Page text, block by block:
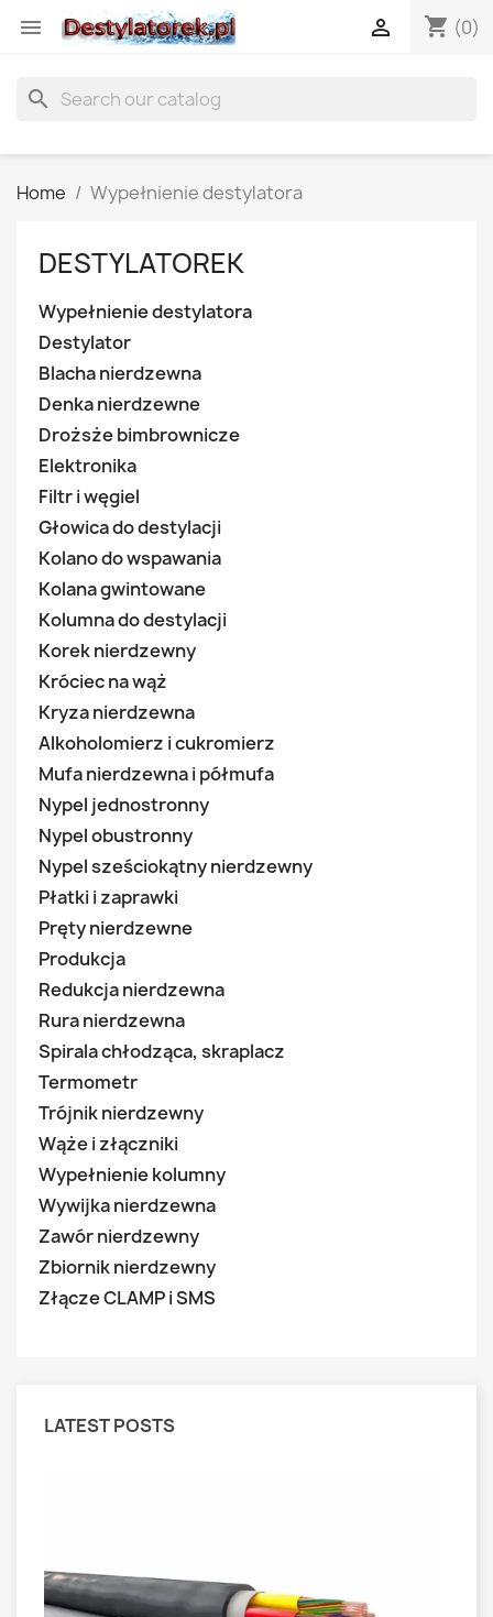
 shopping_cart (0)

search
Home Wypełnienie destylatora
DESTYLATOREK
Wypełnienie destylatora
Destylator
Blacha nierdzewna
Denka nierdzewne
Drożsże bimbrownicze
Elektronika
Filtr i węgiel
Głowica do destylacji
Kolano do wspawania
Kolana gwintowane
Kolumna do destylacji
Korek nierdzewny
Króciec na wąż
Kryza nierdzewna
Alkoholomierz i cukromierz
Mufa nierdzewna i półmufa
Nypel jednostronny
Nypel obustronny
Nypel sześciokątny nierdzewny
Płatki i zaprawki
Pręty nierdzewne
Produkcja
Redukcja nierdzewna
Rura nierdzewna
Spirala chłodząca, skraplacz
Termometr
Trójnik nierdzewny
Wąże i złączniki
Wypełnienie kolumny
Wywijka nierdzewna
Zawór nierdzewny
Zbiornik nierdzewny
Złącze CLAMP i SMS
LATEST POSTS